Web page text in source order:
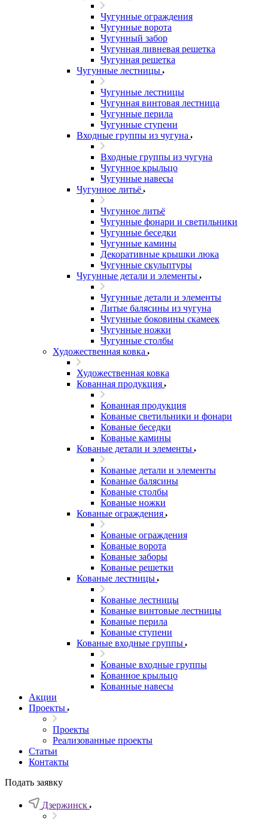
Чугунные ограждения
Чугунные ворота
Чугунный забор
Чугунная ливневая решетка
Чугунная решетка
Чугунные лестницы
Чугунные лестницы
Чугунная винтовая лестница
Чугунные перила
Чугунные ступени
Входные группы из чугуна
Входные группы из чугуна
Чугунное крыльцо
Чугунные навесы
Чугунное литьё
Чугунное литьё
Чугунные фонари и светильники
Чугунные беседки
Чугунные камины
Декоративные крышки люка
Чугунные скульптуры
Чугунные детали и элементы
Чугунные детали и элементы
Литые балясины из чугуна
Чугунные боковины скамеек
Чугунные ножки
Чугунные столбы
Художественная ковка
Художественная ковка
Кованная продукция
Кованная продукция
Кованые светильники и фонари
Кованые беседки
Кованые камины
Кованые детали и элементы
Кованые детали и элементы
Кованые балясины
Кованые столбы
Кованые ножки
Кованые ограждения
Кованые ограждения
Кованые ворота
Кованые заборы
Кованые решетки
Кованые лестницы
Кованые лестницы
Кованые винтовые лестницы
Кованые перила
Кованые ступени
Кованые входные группы
Кованые входные группы
Кованное крыльцо
Кованные навесы
Акции
Проекты
Проекты
Реализованные проекты
Статьи
Контакты
Подать заявку
Дзержинск